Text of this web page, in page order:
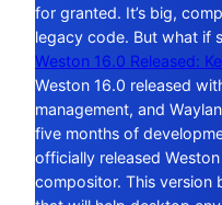
for granted. It’s big,
legacy code. But what if
Weston 16.0 Released:
Weston 16.0 released
management, and
five months of
officially released
compositor. This version